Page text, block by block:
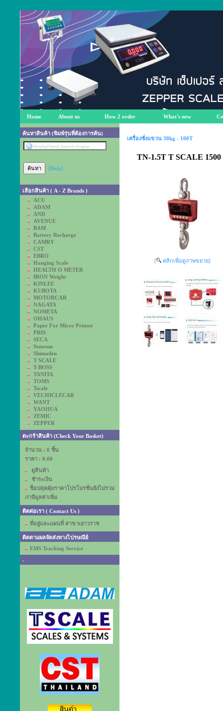
Home About us How 2 order What's new
ค้นหาสินค้า (พิมพ์รุ่นที่ต้องการค้น)
[Help]
เลือกสินค้า ( A - Z Brands )
ACU
ADAM
AND
AVENUE
BAM
Battery Recharge
CAMRY
CST
EBRO
Hanging Scale
HEALTH O METER
IRON Weight
KINLEE
KUBOTA
MOTORCAR
NAGATA
NOMETA
OHAUS
Paper For Micro Printer
PRIS
SECA
Seneeun
Shimadzu
T SCALE
T-BOSS
TANITA
TOMS
Tscale
VECHICLECAR
WANT
YAOHUA
ZEMIC
ZEPPER
ตะกร้าสินค้า (Check Your Basket)
จำนวน : 0 ชิ้น
ราคา : 0.00
ดูสินค้า
ชำระเงิน
ช็อปสุดคุ้มราคาโปรโมรชั่นยังไม่รวม
ภาษีมูลค่าเพิ่ม
ติดต่อเรา ( Contact Us )
ที่อยู่และแผนที่ สาขาเยาวราช
ติดตามผลจัดส่งทางไปรษณีย์
EMS Tracking Service
-
เครื่องชั่งแขวน 30kg - 100T
TN-1.5T T SCALE 1500
[ คลิกเพื่อดูภาพขยาย]